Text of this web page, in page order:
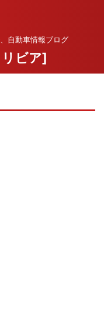
自動車情報ブログ
ビア]